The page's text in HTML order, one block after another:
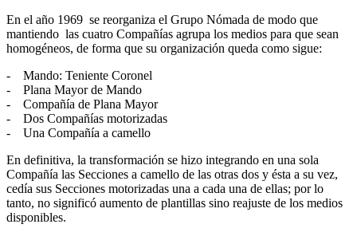
En el año 1969 se reorganiza el Grupo Nómada de modo que
mantiendo las cuatro Compañías agrupa los medios para que sean
homogéneos, de forma que su organización queda como sigue:
- Mando: Teniente Coronel
- Plana Mayor de Mando
- Compañía de Plana Mayor
- Dos Compañías motorizadas
- Una Compañía a camello
En definitiva, la transformación se hizo integrando en una sola
Compañía las Secciones a camello de las otras dos y ésta a su vez,
cedía sus Secciones motorizadas una a cada una de ellas; por lo
tanto, no significó aumento de plantillas sino reajuste de los medios
disponibles.